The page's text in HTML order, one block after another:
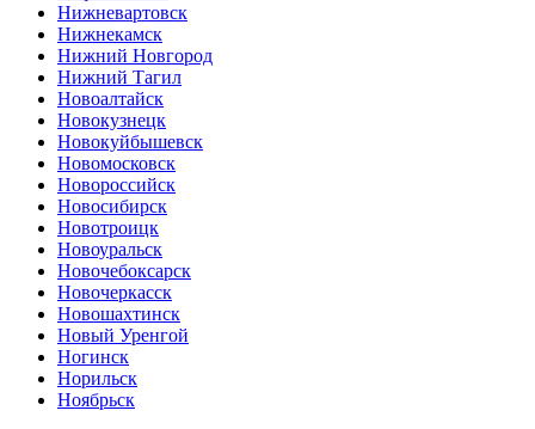
Нижневартовск
Нижнекамск
Нижний Новгород
Нижний Тагил
Новоалтайск
Новокузнецк
Новокуйбышевск
Новомосковск
Новороссийск
Новосибирск
Новотроицк
Новоуральск
Новочебоксарск
Новочеркасск
Новошахтинск
Новый Уренгой
Ногинск
Норильск
Ноябрьск